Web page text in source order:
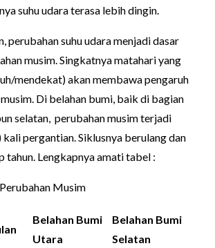
suhu udara terasa lebih dingin.
perubahan suhu udara menjadi dasar
musim. Singkatnya matahari yang
mendekat) akan membawa pengaruh
Di belahan bumi, baik di bagian
selatan, perubahan musim terjadi
pergantian. Siklusnya berulang dan
tahun. Lengkapnya amati tabel :
Musim
Belahan Bumi
Utara
Belahan Bumi
Selatan